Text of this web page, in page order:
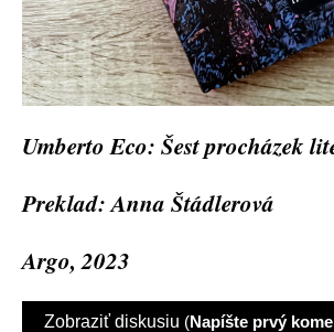
Umberto Eco: Šest procházek
Preklad: Anna Štádlerová
Argo, 2023
Zobraziť diskusiu (Napíšte prvý